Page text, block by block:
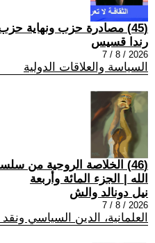
(45) مصادرة حزب ونهاية حزب: تركيا في نهاية حقبة
رندا قسيس
2026 / 8 / 7
السياسة والعلاقات الدولية
(46) الخلاصة الروحية من
الله | الجزء المائة وأربعة
نيل دونالد والش
2026 / 8 / 7
العلمانية، الدين السياسي